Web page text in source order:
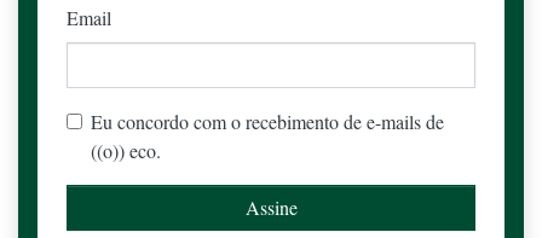
Email
Eu concordo com o recebimento de e-mails de
((o)) eco.